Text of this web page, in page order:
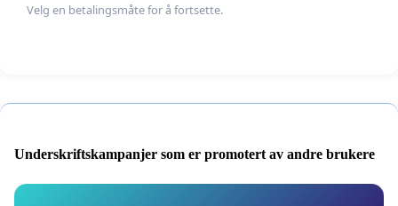
Velg en betalingsmåte for å fortsette.
Underskriftskampanjer som er promotert av andre brukere